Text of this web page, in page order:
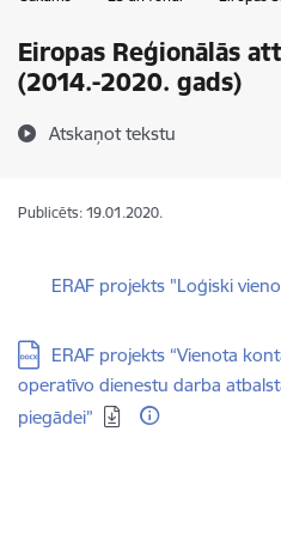
Eiropas Reģionālās
(2014.-2020. gads)
Atskaņot tekstu
Publicēts: 19.01.2020.
Lejupielādēt:
ERAF projekts "Loģiski
Lejupielādēt:
ERAF projekts “Vienota
operatīvo dienestu darba
piegādei”